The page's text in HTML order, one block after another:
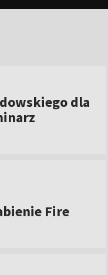
dla
Fire